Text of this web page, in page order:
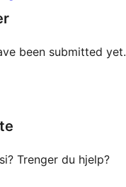
been submitted yet.
Trenger du hjelp?